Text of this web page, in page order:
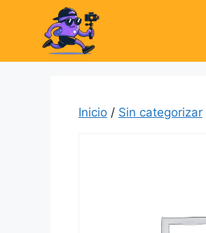
Inicio / Sin categorizar